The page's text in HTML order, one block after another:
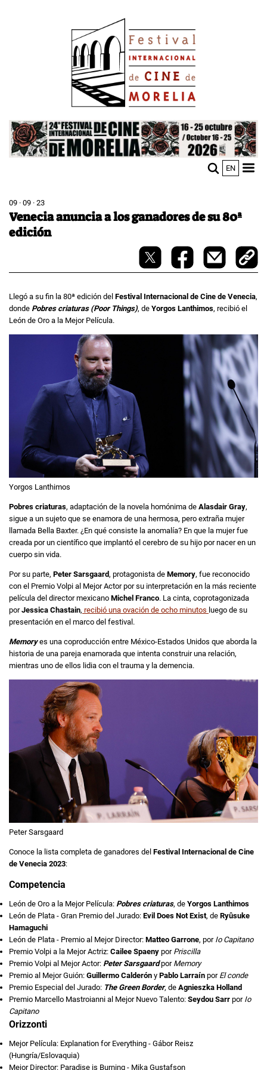
Image
EN
09 · 09 · 23
Venecia anuncia a los ganadores de su 80ª
edición
Llegó a su fin la 80ª edición del Festival Internacional de Cine de Venecia,
donde Pobres criaturas (Poor Things), de Yorgos Lanthimos, recibió el
León de Oro a la Mejor Película.
Yorgos Lanthimos
Pobres criaturas, adaptación de la novela homónima de Alasdair Gray,
sigue a un sujeto que se enamora de una hermosa, pero extraña mujer
llamada Bella Baxter. ¿En qué consiste la anomalía? En que la mujer fue
creada por un científico que implantó el cerebro de su hijo por nacer en un
cuerpo sin vida.
Por su parte, Peter Sarsgaard, protagonista de Memory, fue reconocido
con el Premio Volpi al Mejor Actor por su interpretación en la más reciente
película del director mexicano Michel Franco. La cinta, coprotagonizada
porJessica Chastain, recibió una ovación de ocho minutos luego de su
presentación en el marco del festival.
Memoryes una coproducción entre México-Estados Unidos que aborda la
historia de una pareja enamorada que intenta construir una relación,
mientras uno de ellos lidia con el trauma y la demencia.
Peter Sarsgaard
Conoce la lista completa de ganadores del Festival Internacional de Cine
de Venecia 2023:
Competencia
León de Oro a la Mejor Película: Pobres criaturas, de Yorgos Lanthimos
León de Plata - Gran Premio del Jurado: Evil Does Not Exist, de Ryûsuke
Hamaguchi
León de Plata - Premio al Mejor Director: Matteo Garrone, por Io Capitano
Premio Volpi a la Mejor Actriz: Cailee Spaeny por Priscilla
Premio Volpi al Mejor Actor: Peter Sarsgaardpor Memory
Premio al Mejor Guión: Guillermo Calderón y Pablo Larraín por El conde
Premio Especial del Jurado: The Green Border, de Agnieszka Holland
Premio Marcello Mastroianni al Mejor Nuevo Talento: Seydou Sarr por Io
Capitano
Orizzonti
Mejor Película: Explanation for Everything - Gábor Reisz
(Hungría/Eslovaquia)
Mejor Director: Paradise is Burning - Mika Gustafson